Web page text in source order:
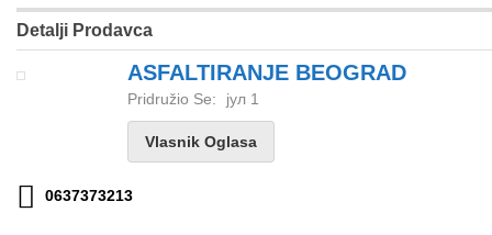
Detalji Prodavca
ASFALTIRANJE BEOGRAD
Pridružio Se: јул 1
Vlasnik Oglasa
0637373213